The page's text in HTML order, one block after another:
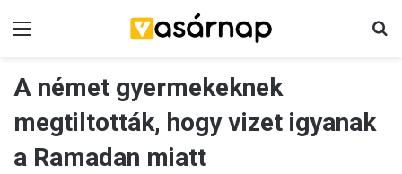
A német gyermekeknek
megtiltották, hogy vizet igyanak
a Ramadan miatt